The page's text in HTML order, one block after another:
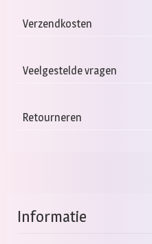
Verzendkosten
Veelgestelde vragen
Retourneren
Informatie